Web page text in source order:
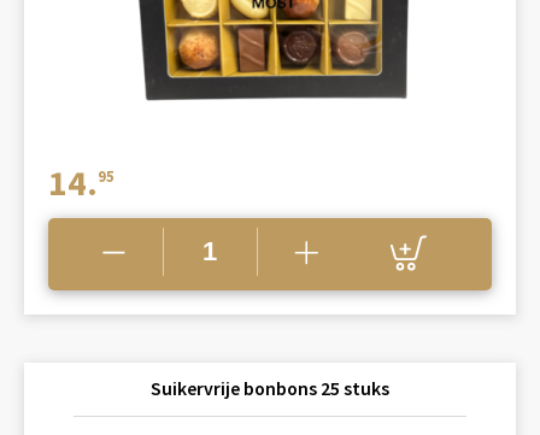
14. 95
Suikervrije bonbons 25 stuks